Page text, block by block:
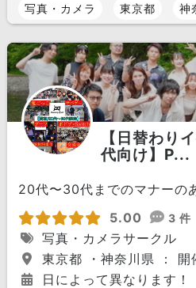
写真・カメラ 東京都 神
【日替わり
代向け】P...
20代〜30代までのマナーの
5.00
3 件
写真・カメラサークル
東京都 ・神奈川県 ： 開
日によって異なります！